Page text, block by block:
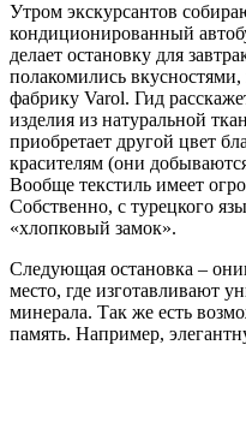
Утром экскурсантов
кондиционированный
делает остановку для
полакомились
фабрику Varol. Гид
изделия из натуральной
приобретает другой цвет
красителям (они
Вообще текстиль имеет
Собственно, с турецкого
«хлопковый замок».
Следующая остановка –
место, где изготавливают
минерала. Так же есть
память. Например,